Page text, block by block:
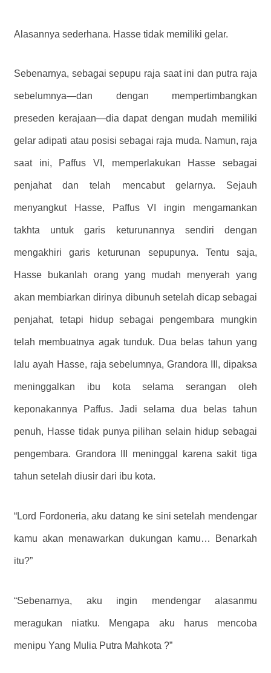
Alasannya sederhana. Hasse tidak memiliki gelar.
Sebenarnya, sebagai sepupu raja saat ini dan putra raja
sebelumnya—dan dengan mempertimbangkan
preseden kerajaan—dia dapat dengan mudah memiliki
gelar adipati atau posisi sebagai raja muda. Namun, raja
saat ini, Paffus VI, memperlakukan Hasse sebagai
penjahat dan telah mencabut gelarnya. Sejauh
menyangkut Hasse, Paffus VI ingin mengamankan
takhta untuk garis keturunannya sendiri dengan
mengakhiri garis keturunan sepupunya. Tentu saja,
Hasse bukanlah orang yang mudah menyerah yang
akan membiarkan dirinya dibunuh setelah dicap sebagai
penjahat, tetapi hidup sebagai pengembara mungkin
telah membuatnya agak tunduk. Dua belas tahun yang
lalu ayah Hasse, raja sebelumnya, Grandora III, dipaksa
meninggalkan ibu kota selama serangan oleh
keponakannya Paffus. Jadi selama dua belas tahun
penuh, Hasse tidak punya pilihan selain hidup sebagai
pengembara. Grandora III meninggal karena sakit tiga
tahun setelah diusir dari ibu kota.
“Lord Fordoneria, aku datang ke sini setelah mendengar
kamu akan menawarkan dukungan kamu… Benarkah
itu?”
“Sebenarnya, aku ingin mendengar alasanmu
meragukan niatku. Mengapa aku harus mencoba
menipu Yang Mulia Putra Mahkota ?”